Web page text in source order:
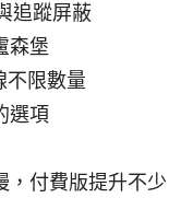
追蹤屏蔽
森堡
不限數量
選項
，付費版提升不少